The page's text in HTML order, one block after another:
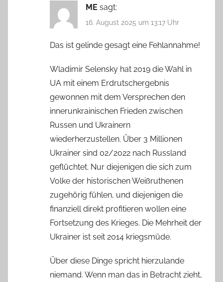
ME sagt:
16. August 2025 um 13:17 Uhr
Das ist gelinde gesagt eine Fehlannahme!
Wladimir Selensky hat 2019 die Wahl in
UA mit einem Erdrutschergebnis
gewonnen mit dem Versprechen den
innerunkrainischen Frieden zwischen
Russen und Ukrainern
wiederherzustellen. Über 3 Millionen
Ukrainer sind 02/2022 nach Russland
geflüchtet. Nur diejenigen die sich zum
Volke der historischen Weißruthenen
zugehörig fühlen, und diejenigen die
finanziell direkt profitieren wollen eine
Fortsetzung des Krieges. Die Mehrheit der
Ukrainer ist seit 2014 kriegsmüde.
Über diese Dinge spricht hierzulande
niemand. Wenn man das in Betracht zieht,